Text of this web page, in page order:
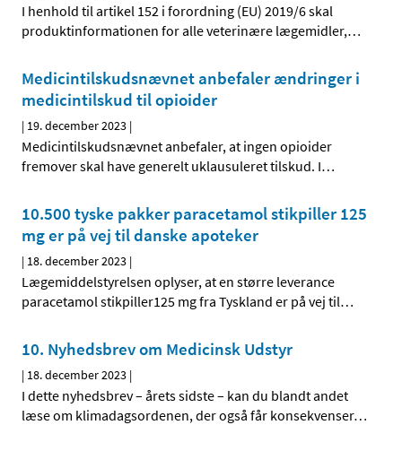
I henhold til artikel 152 i forordning (EU) 2019/6 skal
produktinformationen for alle veterinære lægemidler,…
Medicintilskudsnævnet anbefaler ændringer i
medicintilskud til opioider
| 19. december 2023 |
Medicintilskudsnævnet anbefaler, at ingen opioider
fremover skal have generelt uklausuleret tilskud. I…
10.500 tyske pakker paracetamol stikpiller 125
mg er på vej til danske apoteker
| 18. december 2023 |
Lægemiddelstyrelsen oplyser, at en større leverance
paracetamol stikpiller125 mg fra Tyskland er på vej til…
10. Nyhedsbrev om Medicinsk Udstyr
| 18. december 2023 |
I dette nyhedsbrev – årets sidste – kan du blandt andet
læse om klimadagsordenen, der også får konsekvenser…